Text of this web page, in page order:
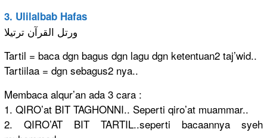
3. Ulilalbab Hafas
ورتل القرآن ترتيلا
Tartil = baca dgn bagus dgn lagu dgn ketentuan2 taj’wid..
Tartiilaa = dgn sebagus2 nya..
Membaca alqur’an ada 3 cara :
1. QIRO’at BIT TAGHONNI.. Seperti qiro’at muammar..
2. QIRO’AT BIT TARTIL..seperti bacaannya syeh